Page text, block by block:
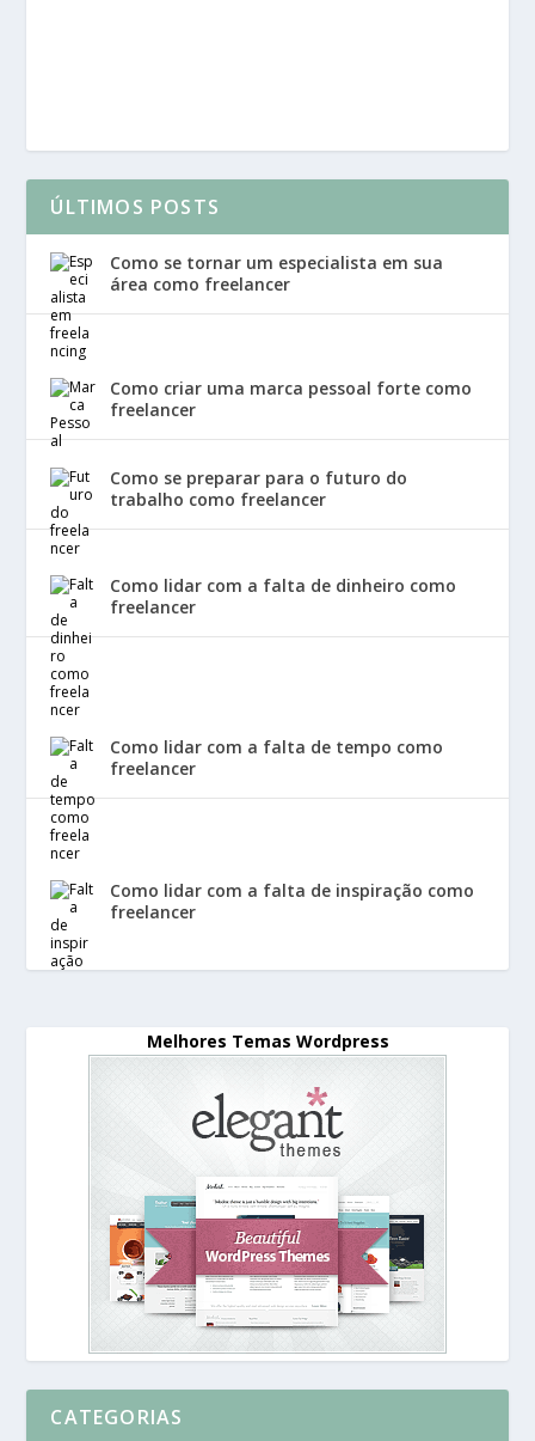
ÚLTIMOS POSTS
Como se tornar um especialista em sua
área como freelancer
Como criar uma marca pessoal forte como
freelancer
Como se preparar para o futuro do
trabalho como freelancer
Como lidar com a falta de dinheiro como
freelancer
Como lidar com a falta de tempo como
freelancer
Como lidar com a falta de inspiração como
freelancer
Melhores Temas Wordpress
CATEGORIAS